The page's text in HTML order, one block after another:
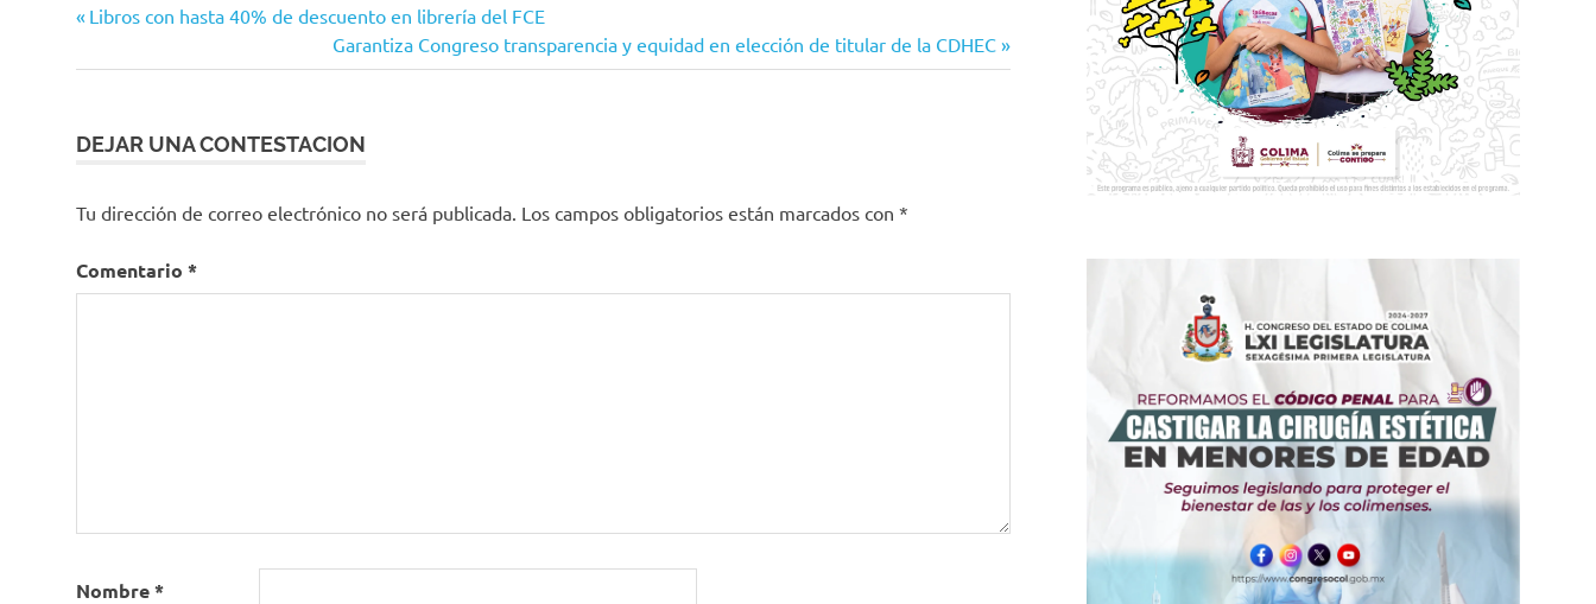
Público
Navegación
de
Entrada
Libros con hasta 40% de descuento en librería del FCE
Siguiente
entrada:
Garantiza Congreso transparencia y equidad en elección de titular de la CDHEC
DEJAR UNA CONTESTACION
Tu dirección de correo electrónico no será publicada. Los campos obligatorios están marcados con *
Comentario *
Nombre*